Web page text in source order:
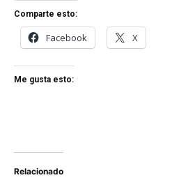
Comparte esto:
Facebook X
Me gusta esto:
Relacionado